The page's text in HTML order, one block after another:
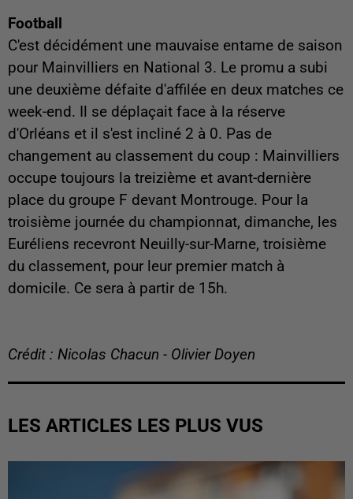
Football
C'est décidément une mauvaise entame de saison
pour Mainvilliers en National 3. Le promu a subi
une deuxième défaite d'affilée en deux matches ce
week-end. Il se déplaçait face à la réserve
d'Orléans et il s'est incliné 2 à 0. Pas de
changement au classement du coup : Mainvilliers
occupe toujours la treizième et avant-dernière
place du groupe F devant Montrouge. Pour la
troisième journée du championnat, dimanche, les
Euréliens recevront Neuilly-sur-Marne, troisième
du classement, pour leur premier match à
domicile. Ce sera à partir de 15h.
Crédit : Nicolas Chacun - Olivier Doyen
LES ARTICLES LES PLUS VUS